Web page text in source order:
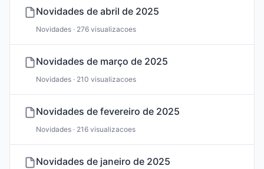
Novidades de abril de 2025
Novidades · 276 visualizacoes
Novidades de março de 2025
Novidades · 210 visualizacoes
Novidades de fevereiro de 2025
Novidades · 216 visualizacoes
Novidades de janeiro de 2025